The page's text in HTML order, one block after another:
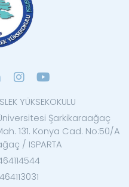
YÜKSEKOKULU
Şarkikaraağaç
131. Konya Cad. No:50/A
/ ISPARTA